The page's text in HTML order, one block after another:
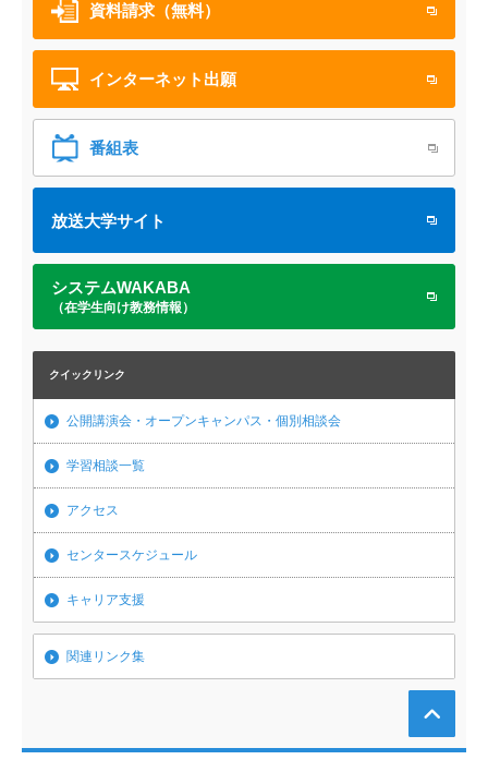
資料請求（無料）
インターネット 出願
番組表
放送大学サイト
システムWAKABA
（在学生向け教務情報）
クイックリンク
公開講演会・オープンキャンパス・個別相談会
学習相談一覧
アクセス
センタースケジュール
キャリア支援
関連リンク集